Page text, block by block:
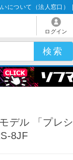
について（法人窓口）
ログイン
デル 「プレシ
8JF